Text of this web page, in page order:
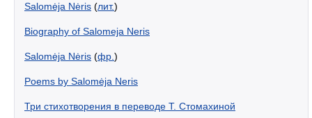
Salomėja Nėris (лит.)
Biography of Salomeja Neris
Salomėja Nėris (фр.)
Poems by Salomėja Neris
Три стихотворения в переводе Т. Стомахиной